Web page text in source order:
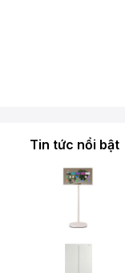
Tin tức nổi bật